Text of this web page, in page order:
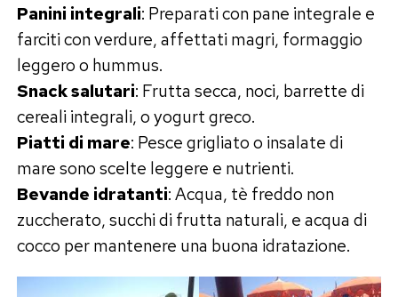
Panini integrali: Preparati con pane integrale e
farciti con verdure, affettati magri, formaggio
leggero o hummus.
Snack salutari: Frutta secca, noci, barrette di
cereali integrali, o yogurt greco.
Piatti di mare: Pesce grigliato o insalate di
mare sono scelte leggere e nutrienti.
Bevande idratanti: Acqua, tè freddo non
zuccherato, succhi di frutta naturali, e acqua di
cocco per mantenere una buona idratazione.